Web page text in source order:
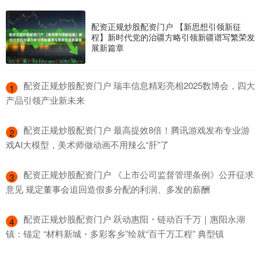
配资正规炒股配资门户 【新思想引领新征
程】新时代党的治疆方略引领新疆谱写繁荣发
展新篇章
1
​配资正规炒股配资门户 瑞丰信息精彩亮相2025数博会，四大
产品引领产业新未来
2
​配资正规炒股配资门户 最高提效8倍！腾讯游戏发布专业游
戏AI大模型，美术师做动画不用辣么“肝”了
3
​配资正规炒股配资门户 《上市公司监督管理条例》公开征求
意见 规定董事会追回造假多分配的利润、多发的薪酬
4
​配资正规炒股配资门户 跃动惠阳・链动百千万｜惠阳永湖
镇：锚定 “材料新城・多彩客乡”绘就“百千万工程” 典型镇